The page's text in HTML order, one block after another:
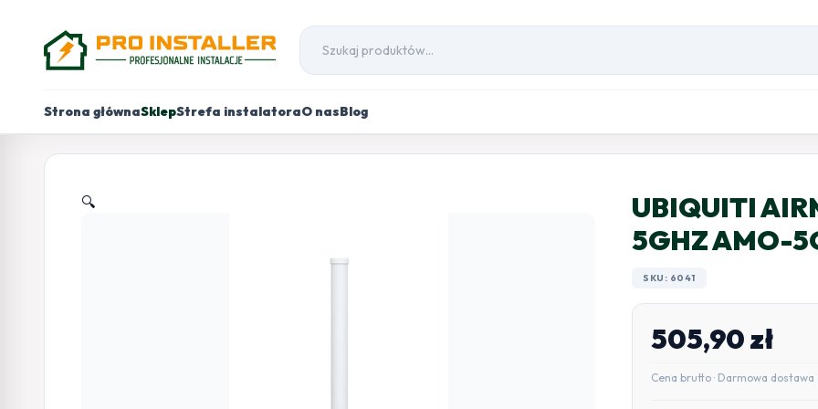
Strona głównaSklepStrefa instalatoraO nasBlog
🔍
UBIQUITI
5GHZ AMO-
SKU: 6041
505,90zł
Cena brutto · Darmowa dostawa